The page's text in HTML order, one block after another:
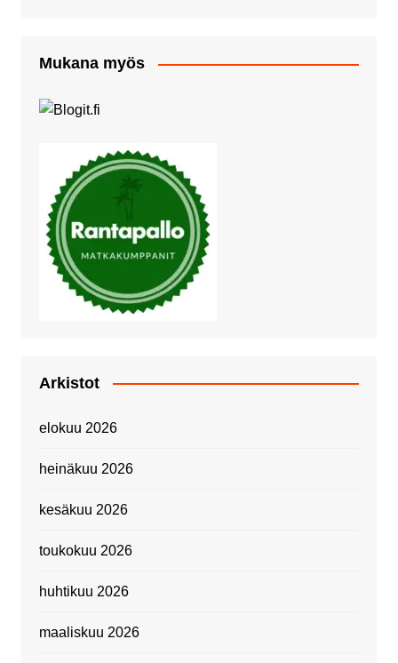
Mukana myös
Arkistot
elokuu 2026
heinäkuu 2026
kesäkuu 2026
toukokuu 2026
huhtikuu 2026
maaliskuu 2026